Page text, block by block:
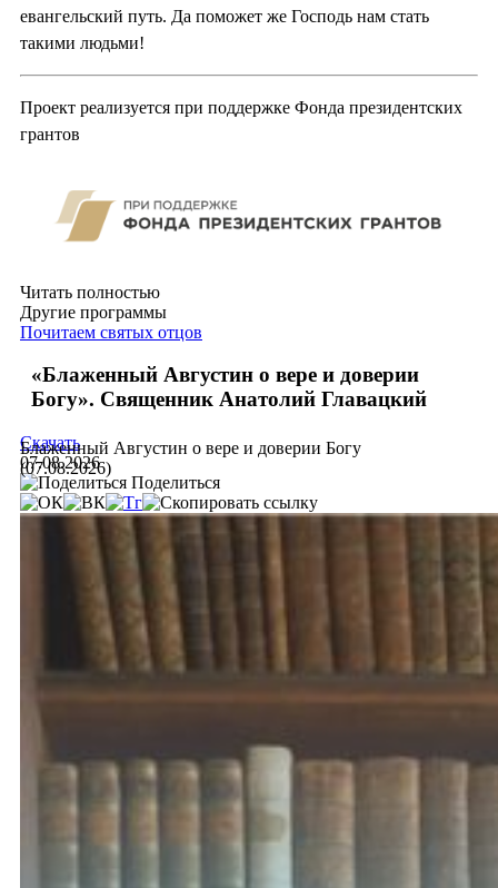
евангельский путь. Да поможет же Господь нам стать
такими людьми!
Проект реализуется при поддержке Фонда президентских
грантов
Читать полностью
Другие программы
Почитаем святых отцов
«Блаженный Августин о вере и доверии
Богу». Священник Анатолий Главацкий
Блаженный Августин о вере и доверии Богу
(07.08.2026)
Скачать
07.08.2026
Поделиться